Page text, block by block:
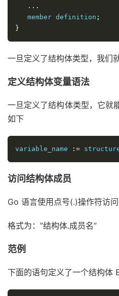
...
   member definition
;
}
一旦定义了结构体类型，我们
定义结构体变量语法
一旦定义了结构体类型，它就
如下
variable_name :=
访问结构体成员
Go 语言使用点号(.)操作符访
格式为：”结构体.成员名”
范例
下面的语句定义了一个结构体